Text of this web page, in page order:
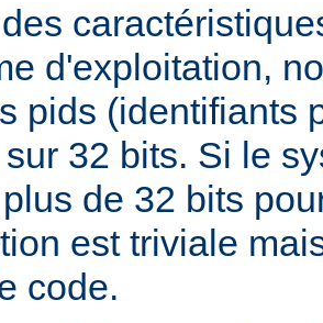
d'exploitation,
pids (identifiants
32 bits. Si le
de 32 bits
est triviale
code.